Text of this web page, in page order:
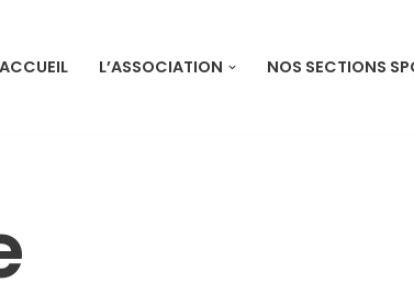
ACCUEIL L’ASSOCIATION NOS SECTIONS